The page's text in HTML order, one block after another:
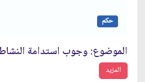
حكم
الموضوع: وجوب استدامة
المزيد